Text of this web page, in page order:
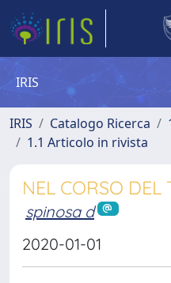
IRIS
IRIS Catalogo Ricerca
1.1 Articolo in rivista
NEL CORSO DEL
spinosa d
2020-01-01